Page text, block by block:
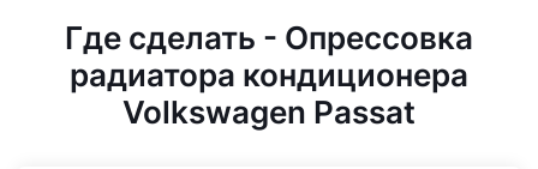
Где сделать - Опрессовка
радиатора кондиционера
Volkswagen Passat